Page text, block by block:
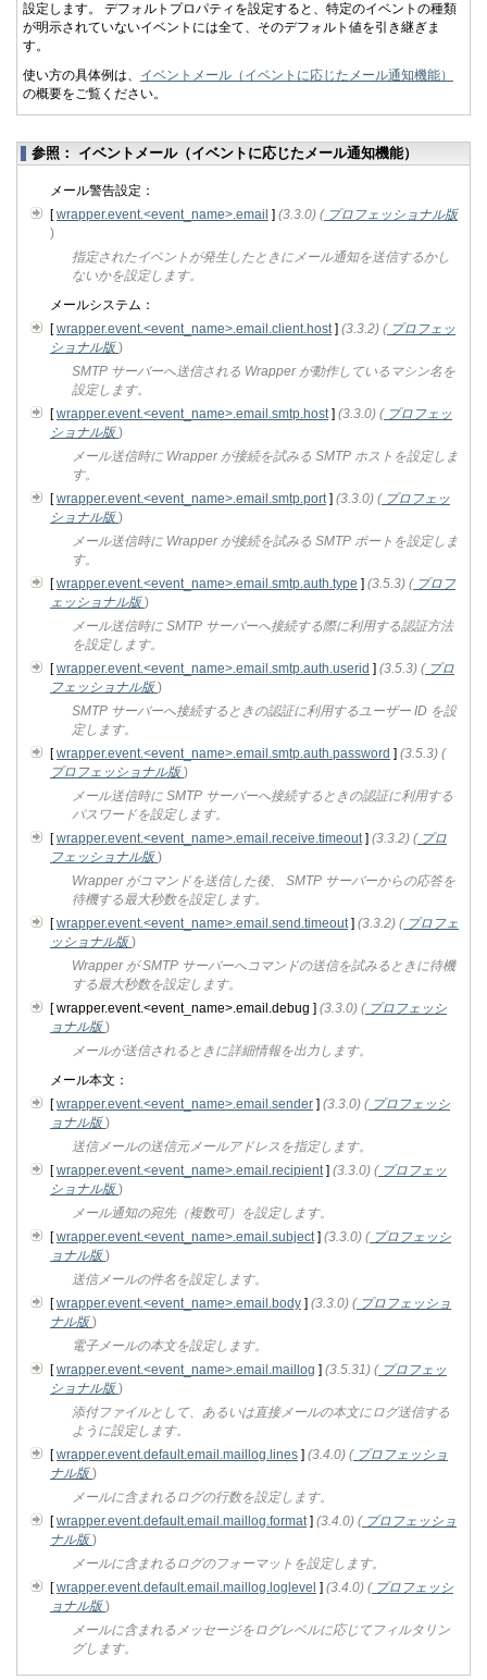
設定します。 デフォルトプロパティを設定すると、特定のイベントの種類
が明示されていないイベントには全て、そのデフォルト値を引き継ぎま
す。
使い方の具体例は、 イベントメール（イベントに応じたメール通知機能）
の概要をご覧ください。
参照： イベントメール（イベントに応じたメール通知機能）
メール警告設定：
[wrapper.event.<event_name>.email ] (3.3.0) (プロフェッショナル版
)
指定されたイベントが発生したときにメール通知を送信するかし
ないかを設定します。
メールシステム：
[wrapper.event.<event_name>.email.client.host] (3.3.2) (プロフェッ
ショナル版)
SMTP サーバーへ送信される Wrapper が動作しているマシン名を
設定します。
[wrapper.event.<event_name>.email.smtp.host] (3.3.0) (プロフェッ
ショナル版)
メール送信時に Wrapper が接続を試みる SMTP ホストを設定しま
す。
[wrapper.event.<event_name>.email.smtp.port] (3.3.0) (プロフェッ
ショナル版)
メール送信時に Wrapper が接続を試みる SMTP ポートを設定しま
す。
[wrapper.event.<event_name>.email.smtp.auth.type ] (3.5.3) (プロフ
ェッショナル版)
メール送信時に SMTP サーバーへ接続する際に利用する認証方法
を設定します。
[wrapper.event.<event_name>.email.smtp.auth.userid ] (3.5.3) (プロ
フェッショナル版)
SMTP サーバーへ接続するときの認証に利用するユーザー ID を設
定します。
[wrapper.event.<event_name>.email.smtp.auth.password ] (3.5.3) (
プロフェッショナル版)
メール送信時に SMTP サーバーへ接続するときの認証に利用する
パスワードを設定します。
[wrapper.event.<event_name>.email.receive.timeout] (3.3.2) (プロ
フェッショナル版)
Wrapper がコマンドを送信した後、 SMTP サーバーからの応答を
待機する最大秒数を設定します。
[wrapper.event.<event_name>.email.send.timeout] (3.3.2) (プロフェ
ッショナル版)
Wrapper が SMTP サーバーへコマンドの送信を試みるときに待機
する最大秒数を設定します。
[ wrapper.event.<event_name>.email.debug ] (3.3.0) (プロフェッシ
ョナル版)
メールが送信されるときに詳細情報を出力します。
メール本文：
[wrapper.event.<event_name>.email.sender ] (3.3.0) (プロフェッシ
ョナル版)
送信メールの送信元メールアドレスを指定します。
[wrapper.event.<event_name>.email.recipient] (3.3.0) (プロフェッ
ショナル版)
メール通知の宛先（複数可）を設定します。
[wrapper.event.<event_name>.email.subject] (3.3.0) (プロフェッシ
ョナル版)
送信メールの件名を設定します。
[wrapper.event.<event_name>.email.body ] (3.3.0) (プロフェッショ
ナル版)
電子メールの本文を設定します。
[wrapper.event.<event_name>.email.maillog ] (3.5.31) (プロフェッ
ショナル版)
添付ファイルとして、あるいは直接メールの本文にログ送信する
ように設定します。
[wrapper.event.default.email.maillog.lines ] (3.4.0) (プロフェッショ
ナル版)
メールに含まれるログの行数を設定します。
[wrapper.event.default.email.maillog.format] (3.4.0) (プロフェッショ
ナル版)
メールに含まれるログのフォーマットを設定します。
[wrapper.event.default.email.maillog.loglevel ] (3.4.0) (プロフェッシ
ョナル版)
メールに含まれるメッセージをログレベルに応じてフィルタリン
グします。